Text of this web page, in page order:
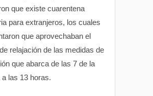
que existe cuarentena
para extranjeros, los cuales
que aprovechaban el
relajación de las medidas de
que abarca de las 7 de la
a las 13 horas.